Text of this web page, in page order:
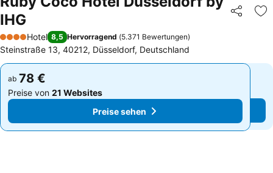
IHG
Teilen
4 Sterne
Hotel 8,5 Hervorragend (5.371 Bewertungen)
Steinstraße 13, 40212, Düsseldorf, Deutschland
ab 78 €
Preise von 21 Websites
Preise sehen
ab 78 €
Preise von 21 Websites
Preise sehen